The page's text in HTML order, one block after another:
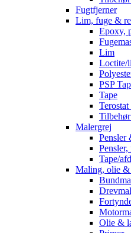
Fugtfjerner
Lim, fuge &
Epoxy,
Lim
Loctite/
PSP
Tape
Malergrej
Pensler
Tape/
Maling, olie
Olie &